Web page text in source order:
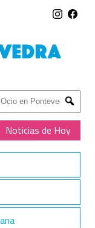
Submit
Noticias de Hoy